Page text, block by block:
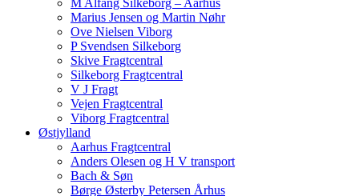
M Alfang Silkeborg – Aarhus
Marius Jensen og Martin Nøhr
Ove Nielsen Viborg
P Svendsen Silkeborg
Skive Fragtcentral
Silkeborg Fragtcentral
V J Fragt
Vejen Fragtcentral
Viborg Fragtcentral
Østjylland
Aarhus Fragtcentral
Anders Olesen og H V transport
Bach & Søn
Børge Østerby Petersen Århus